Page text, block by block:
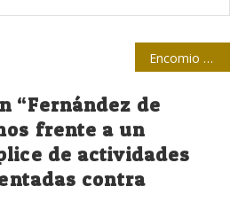
Encomio por el Día del locutor cubano
“Fernández de
frente a un
de actividades
contra